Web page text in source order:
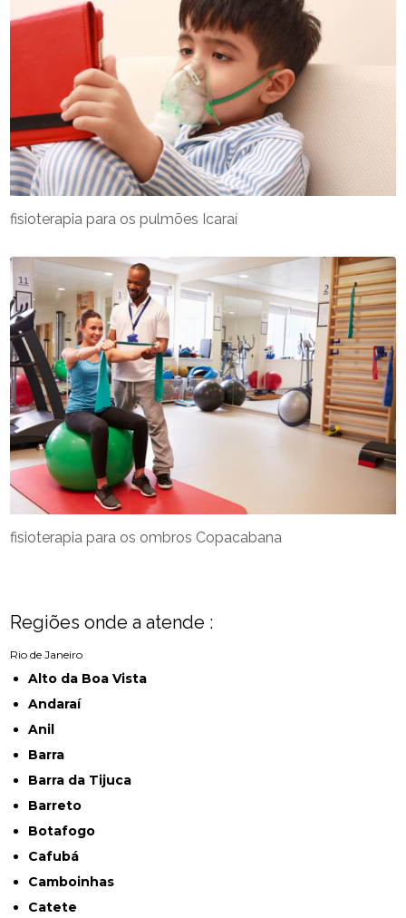
fisioterapia para os ombros Copacabana
fisioterapia para os pulmões Icaraí
Regiões onde a atende :
Rio de Janeiro
Alto da Boa Vista
Andaraí
Anil
Barra
Barra da Tijuca
Barreto
Botafogo
Cafubá
Camboinhas
Catete